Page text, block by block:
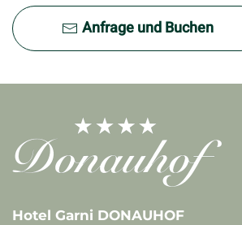
Anfrage und Buchen
Hotel Garni DONAUHOF